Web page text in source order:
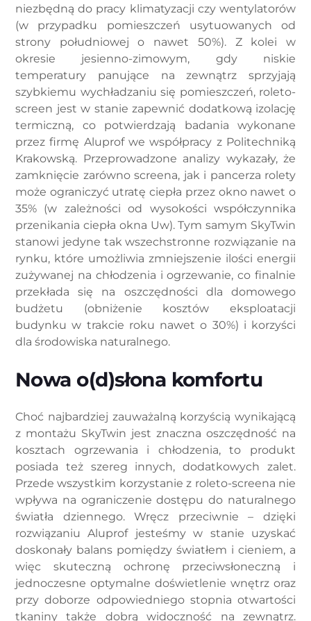
niezbędną do pracy klimatyzacji czy wentylatorów
(w przypadku pomieszczeń usytuowanych od
strony południowej o nawet 50%). Z kolei w
okresie jesienno-zimowym, gdy niskie
temperatury panujące na zewnątrz sprzyjają
szybkiemu wychładzaniu się pomieszczeń, roleto-
screen jest w stanie zapewnić dodatkową izolację
termiczną, co potwierdzają badania wykonane
przez firmę Aluprof we współpracy z Politechniką
Krakowską. Przeprowadzone analizy wykazały, że
zamknięcie zarówno screena, jak i pancerza rolety
może ograniczyć utratę ciepła przez okno nawet o
35% (w zależności od wysokości współczynnika
przenikania ciepła okna Uw). Tym samym SkyTwin
stanowi jedyne tak wszechstronne rozwiązanie na
rynku, które umożliwia zmniejszenie ilości energii
zużywanej na chłodzenia i ogrzewanie, co finalnie
przekłada się na oszczędności dla domowego
budżetu (obniżenie kosztów eksploatacji
budynku w trakcie roku nawet o 30%) i korzyści
dla środowiska naturalnego.
Nowa o(d)słona komfortu
Choć najbardziej zauważalną korzyścią wynikającą
z montażu SkyTwin jest znaczna oszczędność na
kosztach ogrzewania i chłodzenia, to produkt
posiada też szereg innych, dodatkowych zalet.
Przede wszystkim korzystanie z roleto-screena nie
wpływa na ograniczenie dostępu do naturalnego
światła dziennego. Wręcz przeciwnie – dzięki
rozwiązaniu Aluprof jesteśmy w stanie uzyskać
doskonały balans pomiędzy światłem i cieniem, a
więc skuteczną ochronę przeciwsłoneczną i
jednoczesne optymalne doświetlenie wnętrz oraz
przy doborze odpowiedniego stopnia otwartości
tkaniny także dobrą widoczność na zewnątrz.